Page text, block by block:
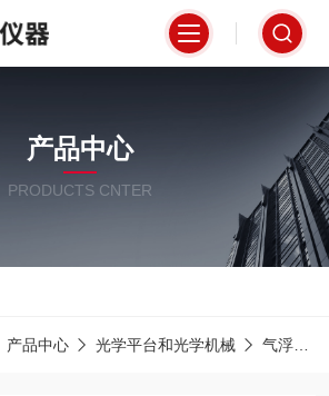
产品中心
PRODUCTS CNTER
产品中心 光学平台和光学机械 气浮隔振光学平台